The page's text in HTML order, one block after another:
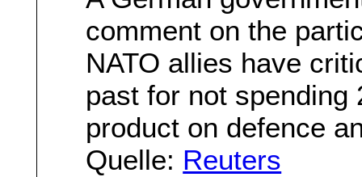
comment on the
NATO allies have
past for not
product on defence
Quelle: Reuters